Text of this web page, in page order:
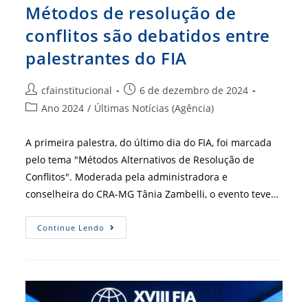
Métodos de resolução de
conflitos são debatidos entre
palestrantes do FIA
Autor
do
cfainstitucional
Post
publicado:
6 de dezembro de 2024
Categoria
post:
Ano 2024 / Últimas Notícias (Agência)
A primeira palestra, do último dia do FIA, foi marcada
pelo tema "Métodos Alternativos de Resolução de
Conflitos". Moderada pela administradora e
conselheira do CRA-MG Tânia Zambelli, o evento teve…
Continue Lendo Métodos
De
Debatidos
Entre